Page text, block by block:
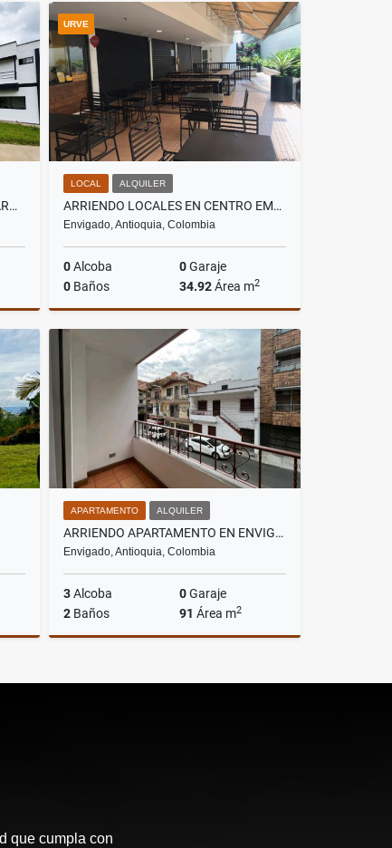
Alquiler
$750.000
VENDO CASA CAMPESTRE EN GUARNE VEREDA MONTAÑEZ
URVE
LOCAL ALQUILER
ARRIENDO LOCALES EN CENTRO EMPRESARIAL EN ENVIGADO
Envigado, Antioquia, Colombia
0Alcoba 0Garaje
0 Baños 34.92Área m2
Alquiler
$3.492.000
APARTAMENTO ALQUILER
ARRIENDO APARTAMENTO EN ENVIGADO BARRIO MESA
Envigado, Antioquia, Colombia
3Alcoba 0Garaje
2 Baños 91 Área m2
$2.750.000
que cumpla con